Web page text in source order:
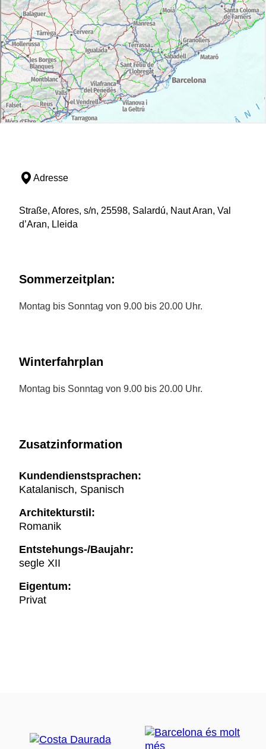
Adresse
Straße, Afores, s/n, 25598, Salardú, Naut Aran, Val
d’Aran, Lleida
Sommerzeitplan:
Montag bis Sonntag von 9.00 bis 20.00 Uhr.
Winterfahrplan
Montag bis Sonntag von 9.00 bis 20.00 Uhr.
Zusatzinformation
Kundendienstsprachen:
Katalanisch, Spanisch
Architekturstil:
Romanik
Entstehungs-/Baujahr:
segle XII
Eigentum:
Privat